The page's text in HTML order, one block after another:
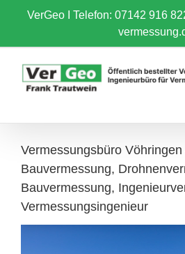
content
VerGeo I Telefon: 07142 916
Vermessungsbüro
Bauvermessung,
Bauvermessung,
Vermessungsingenieur